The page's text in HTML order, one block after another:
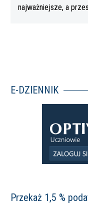
najważniejsze, a
E-DZIENNIK
Przekaż 1,5 %